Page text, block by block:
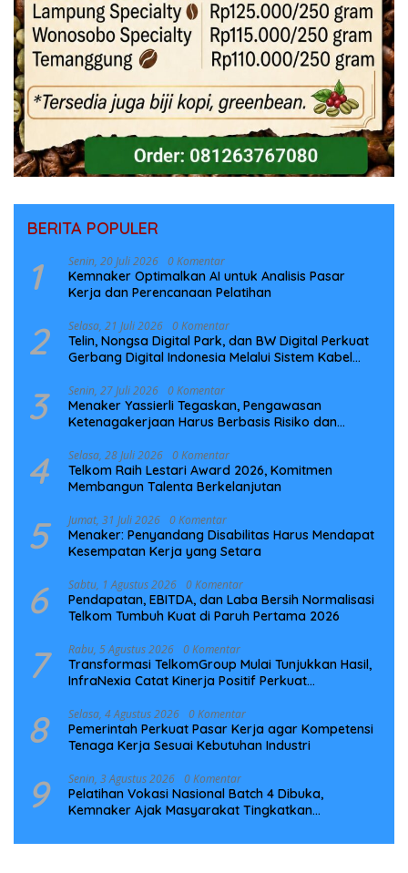
BERITA POPULER
1 Senin, 20 Juli 2026 0 Komentar
Kemnaker Optimalkan AI untuk Analisis Pasar
Kerja dan Perencanaan Pelatihan
2 Selasa, 21 Juli 2026 0 Komentar
Telin, Nongsa Digital Park, dan BW Digital Perkuat
Gerbang Digital Indonesia Melalui Sistem Kabel
3 Senin, 27 Juli 2026 0 Komentar
Menaker Yassierli Tegaskan, Pengawasan
Ketenagakerjaan Harus Berbasis Risiko dan
4 Selasa, 28 Juli 2026 0 Komentar
Telkom Raih Lestari Award 2026, Komitmen
Membangun Talenta Berkelanjutan
5 Jumat, 31 Juli 2026 0 Komentar
Menaker: Penyandang Disabilitas Harus Mendapat
Kesempatan Kerja yang Setara
6 Sabtu, 1 Agustus 2026 0 Komentar
Pendapatan, EBITDA, dan Laba Bersih Normalisasi
Telkom Tumbuh Kuat di Paruh Pertama 2026
7 Rabu, 5 Agustus 2026 0 Komentar
Transformasi TelkomGroup Mulai Tunjukkan Hasil,
InfraNexia Catat Kinerja Positif Perkuat
8 Selasa, 4 Agustus 2026 0 Komentar
Pemerintah Perkuat Pasar Kerja agar Kompetensi
Tenaga Kerja Sesuai Kebutuhan Industri
9 Senin, 3 Agustus 2026 0 Komentar
Pelatihan Vokasi Nasional Batch 4 Dibuka,
Kemnaker Ajak Masyarakat Tingkatkan